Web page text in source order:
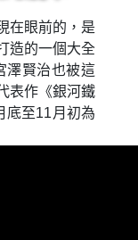
在眼前的，是
造的一個大全
澤賢治也被這
表作《銀河鐵
底至11月初為